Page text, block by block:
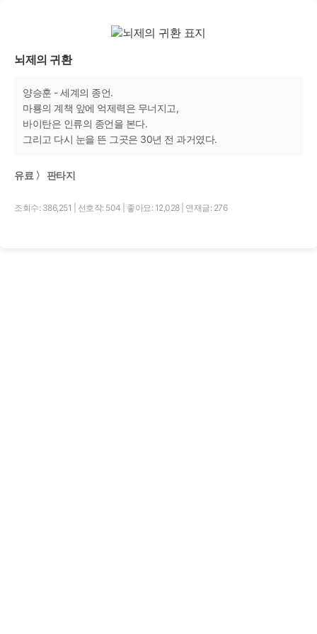
뇌제의 귀환
양승훈 - 세계의 종언.
마룡의 계책 앞에 억제력은 무너지고,
바이탄은 인류의 종언을 본다.
그리고 다시 눈을 뜬 그곳은 30년 전 과거였다.
유료 〉 판타지
조회수: 386,251 선호작: 504 좋아요: 12,028 연재글: 276